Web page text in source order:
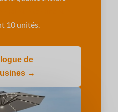
10 unités.
de
→